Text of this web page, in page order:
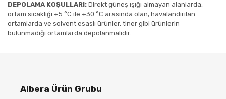
DEPOLAMA KOŞULLARI: Direkt güneş ışığı almayan alanlarda,
ortam sıcaklığı +5 °C ile +30 °C arasında olan, havalandırılan
ortamlarda ve solvent esaslı ürünler, tiner gibi ürünlerin
bulunmadığı ortamlarda depolanmalıdır.
Albera Ürün Grubu